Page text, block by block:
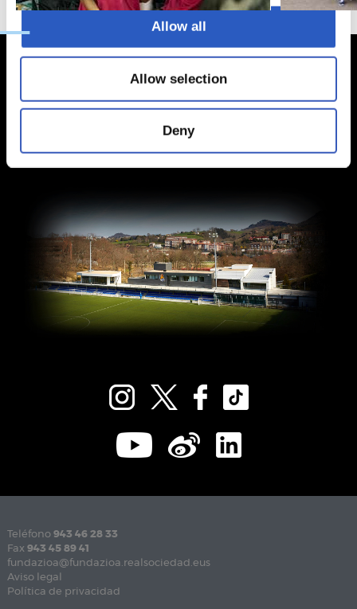
Allow all
Allow selection
Deny
Teléfono 943 46 28 33
Fax 943 45 89 41
fundazioa@fundazioa.realsociedad.eus
Aviso legal
Política de privacidad